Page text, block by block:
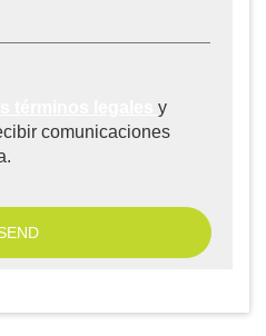
y
comunicaciones